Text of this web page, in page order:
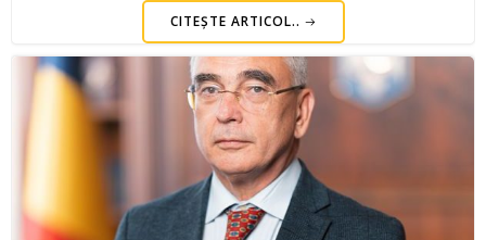
CITEȘTE ARTICOL..